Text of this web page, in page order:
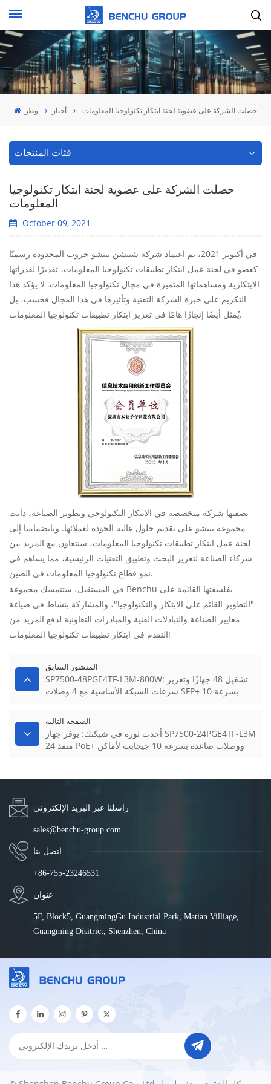
وطن أخبار حصلت الشركة على عضوية لجنة ابتكار تكنولوجيا المعلومات
فئات المنتجات
حصلت الشركة على عضوية لجنة ابتكار تكنولوجيا
المعلومات
October 09, 2021
في أكتوبر 2021، تم اعتماد شركة شنتشن بينشو جروب المحدودة رسميًا
كعضو في لجنة عمل ابتكار تطبيقات تكنولوجيا المعلومات، تقديرًا لقدراتها
الابتكارية ومساهماتها المتميزة في مجال تكنولوجيا المعلومات. لا يؤكد هذا
التكريم على خبرة الشركة التقنية وتأثيرها في هذا المجال فحسب، بل
يُمثل أيضًا إنجازًا هامًا في تعزيز ابتكار تطبيقات تكنولوجيا المعلومات.
بصفتها شركة متخصصة في الابتكار التكنولوجي وتطوير الصناعة، دأبت
مجموعة بينشو على تقديم حلول عالية الجودة لعملائها. وبانضمامنا إلى
لجنة عمل ابتكار تطبيقات تكنولوجيا المعلومات، سنتعاون مع المزيد من
شركاء الصناعة لتعزيز البحث وتطبيق التقنيات الرئيسية، مما يساهم في
نمو قطاع تكنولوجيا المعلومات في الصين.
في المستقبل، ستتمسك مجموعة Benchu ​​بفلسفتها القائمة على
"التطوير القائم على الابتكار والتكنولوجيا"، والمشاركة بنشاط في صياغة
معايير الصناعة والتبادلات الفنية والمبادرات التعاونية لدفع المزيد من
التقدم في ابتكار تطبيقات تكنولوجيا المعلومات!
المنشور السابق
SP7500-48PGE4TF-L3M-800W: تشغيل 48 جهازًا وتعزيز
سرعات الشبكة الأساسية مع 4 وصلات SFP+ بسرعة 10
الصفحة التالية
أحدث ثورة في شبكتك: يوفر جهاز SP7500-24PGE4TF-L3M
24 منفذ PoE+ ووصلات صاعدة بسرعة 10 جيجابت لأماكن
راسلنا عبر البريد الإلكتروني
sales@benchu-group.com
اتصل بنا
+86-755-23246531
عنوان
5F, Block5, GuangmingGu Industrial Park, Matian Villiage,
Guangming Disitrict, Shenzhen, China